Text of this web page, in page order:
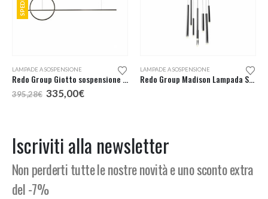
,LAMPADE DA ESTERNO
LAMPADE A SOSPENSIONE
Redo Group Giotto sospensione LED 143
395,28€ Il
prezzo
335,00€Il
LAMPADE A SOSPENSIONE
Redo Group Madison Lampada Sospensione Led 8 Luci
Iscriviti alla newsletter
Non perderti tutte le nostre novità e uno sconto extra
del -7%